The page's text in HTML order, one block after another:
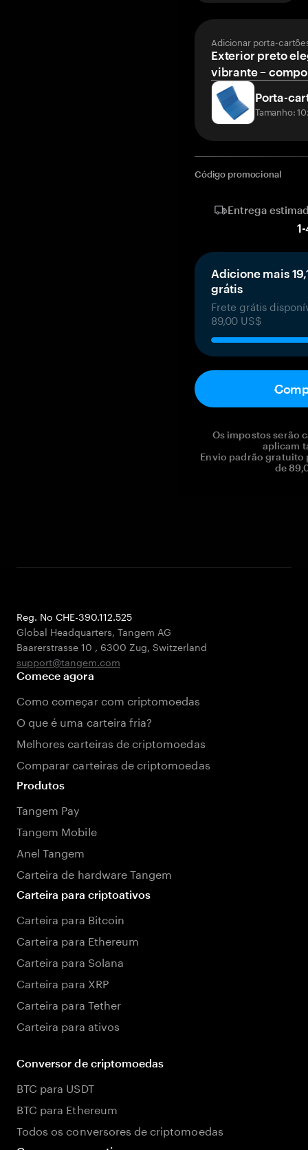
Adicionar porta-
Exterior preto
vibrante –
Porta-
Tamanho:
Código promocional
Entrega
1-
Adicione mais
grátis
Frete grátis
89,00 US$
Os impostos serão
aplicam
Envio padrão gratuito
de
Reg. No CHE-390.112.525
Global Headquarters, Tangem AG
Baarerstrasse 10 , 6300 Zug, Switzerland
support@tangem.com
Comece agora
Como começar com criptomoedas
O que é uma carteira fria?
Melhores carteiras de criptomoedas
Comparar carteiras de criptomoedas
Produtos
Tangem Pay
Tangem Mobile
Anel Tangem
Carteira de hardware Tangem
Carteira para criptoativos
Carteira para Bitcoin
Carteira para Ethereum
Carteira para Solana
Carteira para XRP
Carteira para Tether
Carteira para ativos
Conversor de criptomoedas
BTC para USDT
BTC para Ethereum
Todos os conversores de criptomoedas